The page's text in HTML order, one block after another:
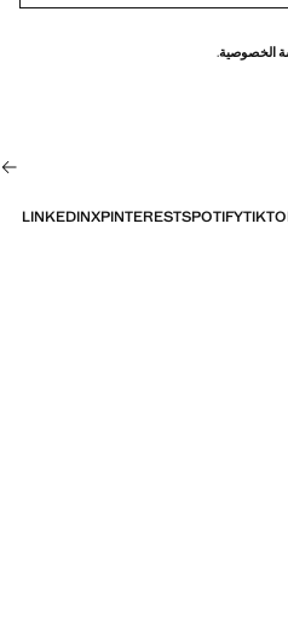
الخصوصية.
SPOTIFY
PINTEREST
X
LINKEDIN